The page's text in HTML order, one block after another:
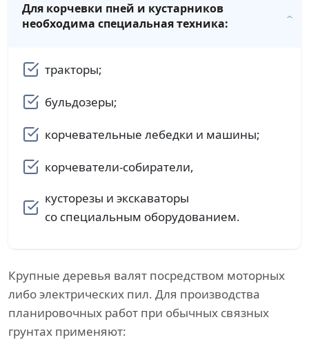
Для корчевки пней и кустарников
необходима специальная техника:
тракторы;
бульдозеры;
корчевательные лебедки и машины;
корчеватели-собиратели,
кусторезы и экскаваторы
со специальным оборудованием.
Крупные деревья валят посредством моторных
либо электрических пил. Для производства
планировочных работ при обычных связных
грунтах применяют: